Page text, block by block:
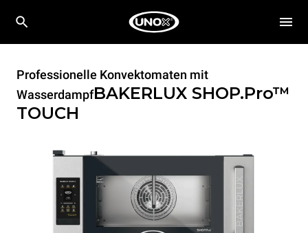
Professionelle Konvektomaten mit
WasserdampfBAKERLUX SHOP.Pro™
TOUCH